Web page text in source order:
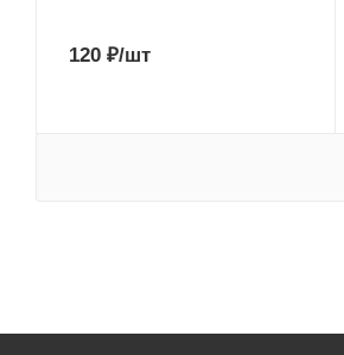
120 ₽/шт